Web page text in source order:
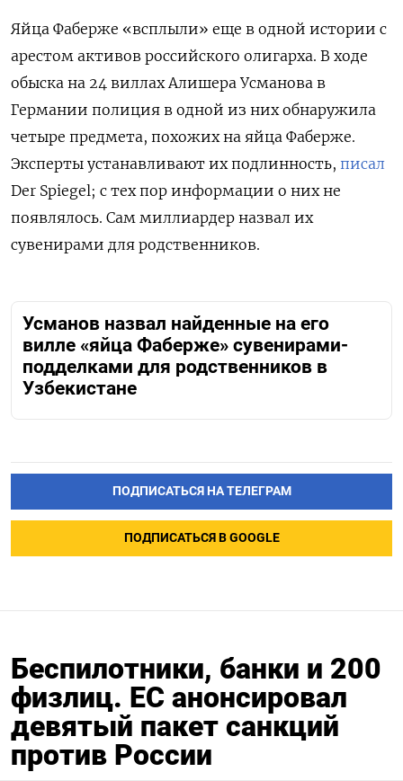
Яйца Фаберже «всплыли» еще в одной истории с
арестом активов российского олигарха. В ходе
обыска на 24 виллах Алишера Усманова в
Германии полиция в одной из них обнаружила
четыре предмета, похожих на яйца Фаберже.
Эксперты устанавливают их подлинность, писал
Der Spiegel; с тех пор информации о них не
появлялось. Сам миллиардер назвал их
сувенирами для родственников.
Усманов назвал найденные на его
вилле «яйца Фаберже» сувенирами-
подделками для родственников в
Узбекистане
ПОДПИСАТЬСЯ НА ТЕЛЕГРАМ
ПОДПИСАТЬСЯ В GOOGLE
Беспилотники, банки и 200
физлиц. ЕС анонсировал
девятый пакет санкций
против России